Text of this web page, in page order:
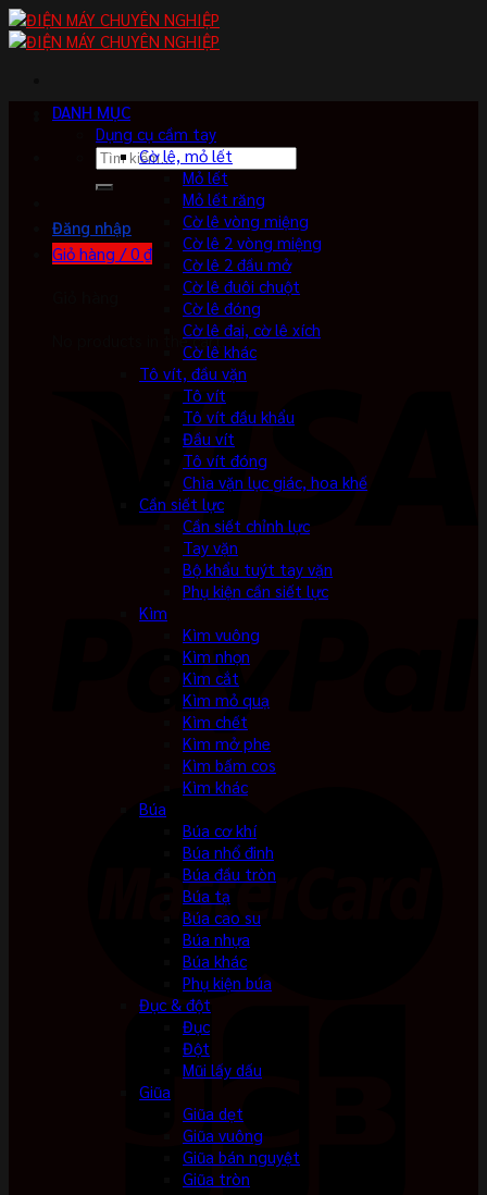
Skip
to
Tìm
kiếm:
Đăng nhập
Giỏ hàng /0 ₫
No products in the cart.
DANH MỤC
Dụng cụ cầm tay
Cờ lê, mỏ lết
Mỏ lết
Mỏ lết răng
Cờ lê vòng miệng
Cờ lê 2 vòng miệng
Cờ lê 2 đầu mở
Cờ lê đuôi chuột
Cờ lê đóng
Cờ lê đai, cờ lê xích
Cờ lê khác
Tô vít, đầu vặn
Tô vít
Tô vít đầu khẩu
Đầu vít
Tô vít đóng
Chìa vặn lục giác, hoa khế
Cần siết lực
Cần siết chỉnh lực
Tay vặn
Bộ khẩu tuýt tay vặn
Phụ kiện cần siết lực
Kìm
Kìm vuông
Kìm nhọn
Kìm cắt
Kìm mỏ quạ
Kìm chết
Kìm mở phe
Kìm bấm cos
Kìm khác
Búa
Búa cơ khí
Búa nhổ đinh
Búa đầu tròn
Búa tạ
Búa cao su
Búa nhựa
Búa khác
Phụ kiện búa
Đục & đột
Đục
Đột
Mũi lấy dấu
Giũa
Giũa dẹt
Giũa vuông
Giũa bán nguyệt
Giũa tròn